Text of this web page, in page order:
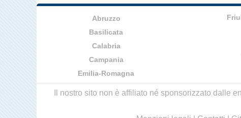
Abruzzo
Basilicata
Calabria
Campania
Emilia-Romagna
Il nostro sito non è affiliato né sponsorizzato dalle